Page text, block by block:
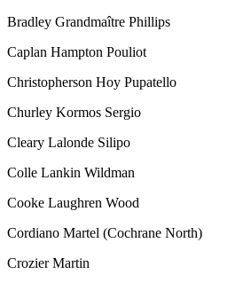
Bradley Grandmaître Phillips
Caplan Hampton Pouliot
Christopherson Hoy Pupatello
Churley Kormos Sergio
Cleary Lalonde Silipo
Colle Lankin Wildman
Cooke Laughren Wood
Cordiano Martel (Cochrane North)
Crozier Martin